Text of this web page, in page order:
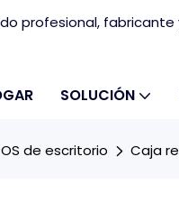
profesional,
SOLUCIÓN
de escritorio Caja